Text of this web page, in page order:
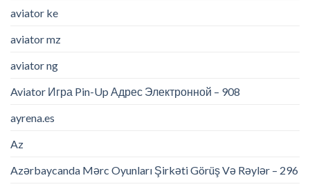
aviator ke
aviator mz
aviator ng
Aviator Игра Pin-Up Адрес Электронной – 908
ayrena.es
Az
Azərbaycanda Mərc Oyunları Şirkəti Görüş Və Rəylər – 296